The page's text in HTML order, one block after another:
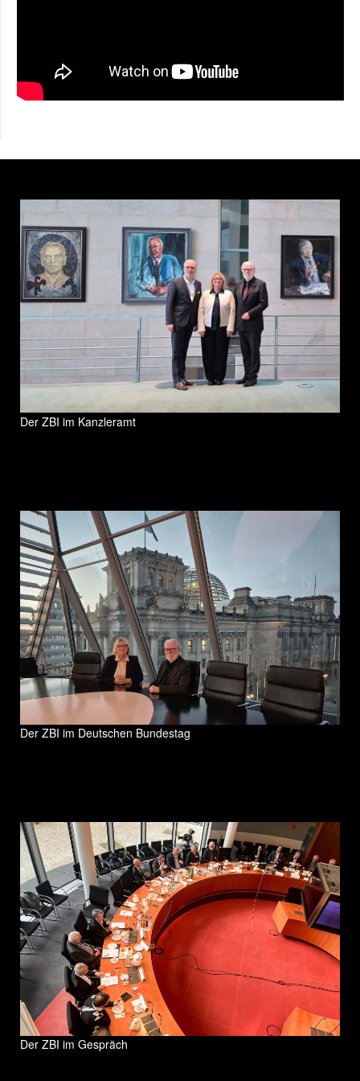
Der ZBI im Kanzleramt
Der ZBI im Deutschen Bundestag
Der ZBI im Gespräch